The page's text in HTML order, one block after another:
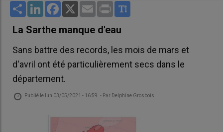
Share LinkedInFacebook
X Email Print
La Sarthe manque d'eau
Sans battre des records, les mois de mars et
d'avril ont été particulièrement secs dans le
département.
Publié le lun 03/05/2021 - 16:59 - Par Delphine Grosbois